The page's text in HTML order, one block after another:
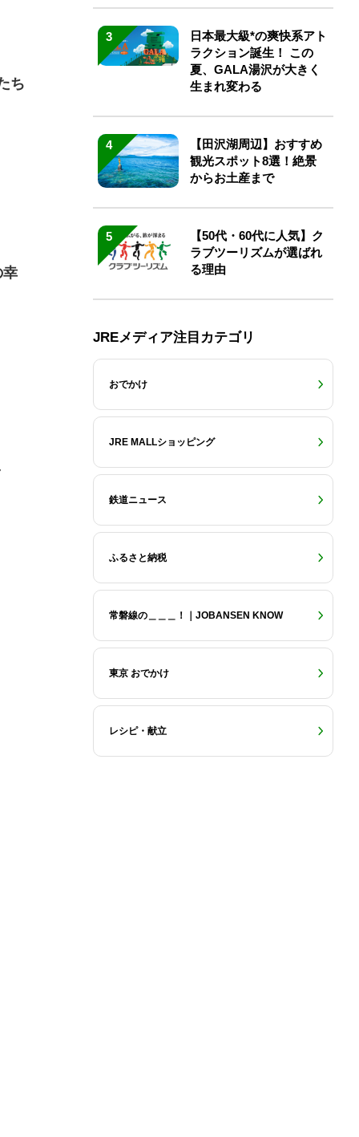
ち
幸
3
日本最大級*の爽快系アト
ラクション誕生！ この
夏、GALA湯沢が大きく
生まれ変わる
4
【田沢湖周辺】おすすめ
観光スポット8選！絶景
からお土産まで
5
【50代・60代に人気】ク
ラブツーリズムが選ばれ
る理由
JREメディア注目カテゴリ
おでかけ
JRE MALLショッピング
鉄道ニュース
ふるさと納税
常磐線の＿＿＿！｜JOBANSEN KNOW
東京 おでかけ
レシピ・献立